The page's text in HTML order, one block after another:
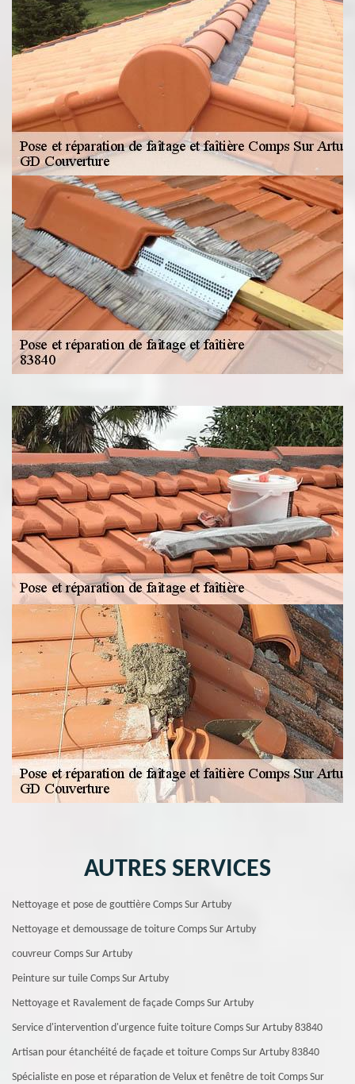
AUTRES SERVICES
Nettoyage et pose de gouttière Comps Sur Artuby
Nettoyage et demoussage de toiture Comps Sur Artuby
couvreur Comps Sur Artuby
Peinture sur tuile Comps Sur Artuby
Nettoyage et Ravalement de façade Comps Sur Artuby
Service d'intervention d'urgence fuite toiture Comps Sur Artuby 83840
Artisan pour étanchéité de façade et toiture Comps Sur Artuby 83840
Spécialiste en pose et réparation de Velux et fenêtre de toit Comps Sur